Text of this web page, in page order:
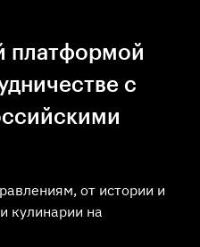
платформой
с
от истории и
кулинарии на